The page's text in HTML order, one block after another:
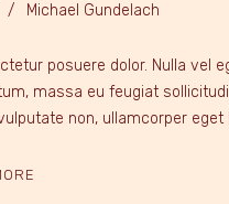
Michael Gundelach
posuere dolor. Nulla vel
massa eu feugiat
non, ullamcorper